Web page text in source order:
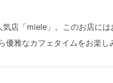
店「miele」。このお店に
優雅なカフェタイムをお楽